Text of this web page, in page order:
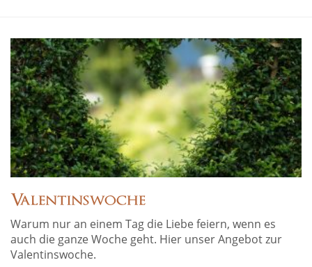
Valentinswoche
Warum nur an einem Tag die Liebe feiern, wenn es
auch die ganze Woche geht. Hier unser Angebot zur
Valentinswoche.